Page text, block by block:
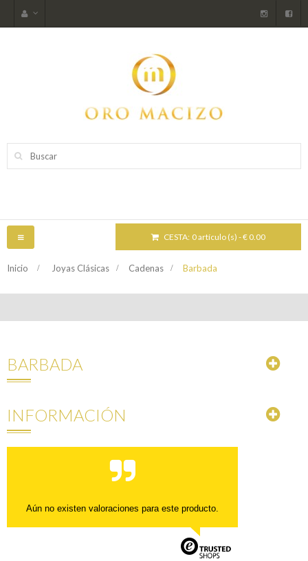
CESTA: 0 artículo (s) - € 0.00
NAVEGACIÓN
TOGGLE
Inicio > Joyas Clásicas > Cadenas > Barbada
BARBADA
INFORMACIÓN
Aún no existen valoraciones para este producto.